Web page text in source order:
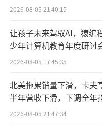
2026-08-05 21:40:15
让孩子未来驾驭AI，猿编
少年计算机教育年度研讨
2026-08-05 17:45:35
北美拖累销量下滑，卡夫
半年营收下滑，下调全年
2026-08-05 21:47:34